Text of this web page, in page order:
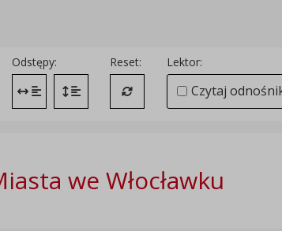
Odstępy:
Zmień odstęp między literami
Zmień interlinię i margines między
Reset:
Przywróć ustawienia
Lektor:
Czytaj
we Włocławku